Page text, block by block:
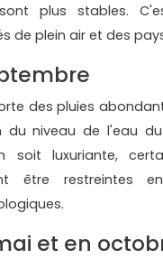
plus stables.
de plein air et des
des pluies
niveau de l'eau du
soit luxuriante,
être restreintes
et en